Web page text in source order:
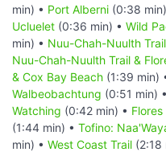
min) • Port Alberni (0:38
Ucluelet (0:36 min) • Wild
min) • Nuu-Chah-Nuulth
Nuu-Chah-Nuulth Trail &
& Cox Bay Beach (1:39 min)
Walbeobachtung (0:51 min) •
Watching (0:42 min) •
(1:44 min) • Tofino:
min) • West Coast Trail (2:18